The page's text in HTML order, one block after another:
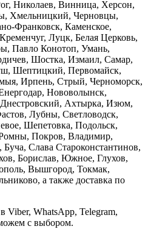
Николаев, Винница, Херсон,
Хмельницкий, Черновцы,
Франковск, Каменское,
Луцк, Белая Церковь,
Павло Конотоп, Умань,
Шостка, Измаил, Самар,
Шептицкий, Первомайск,
Ирпень, Стрый, Черноморск,
Нововолынск,
Ахтырка, Изюм,
Лубны, Светловодск,
Шепетовка, Подольск,
Покров, Владимир,
Слава Староконстантинов,
Борислав, Южное, Глухов,
Вышгород, Токмак,
а также доставка по
Viber, WhatsApp, Telegram,
с выбором.